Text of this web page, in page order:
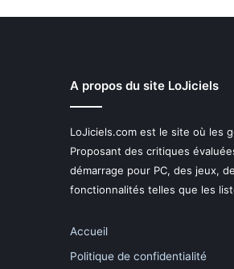
A propos du site LoJiciels
LoJiciels.com est le site où les
Proposant des critiques
démarrage pour PC, des jeux,
fonctionnalités telles que les
Accueil
Politique de confidentialité